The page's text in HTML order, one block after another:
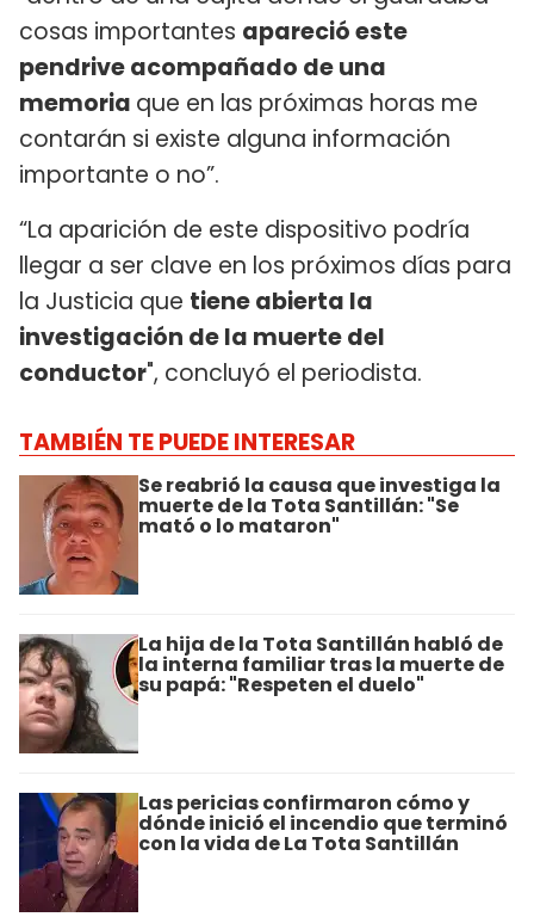
cosas importantes apareció este
pendrive acompañado de una
memoria que en las próximas horas me
contarán si existe alguna información
importante o no”.
“La aparición de este dispositivo podría
llegar a ser clave en los próximos días para
la Justicia que tiene abierta la
investigación de la muerte del
conductor", concluyó el periodista.
TAMBIÉN TE PUEDE INTERESAR
Se reabrió la causa que investiga la
muerte de la Tota Santillán: "Se
mató o lo mataron"
La hija de la Tota Santillán habló de
la interna familiar tras la muerte de
su papá: "Respeten el duelo"
Las pericias confirmaron cómo y
dónde inició el incendio que terminó
con la vida de La Tota Santillán